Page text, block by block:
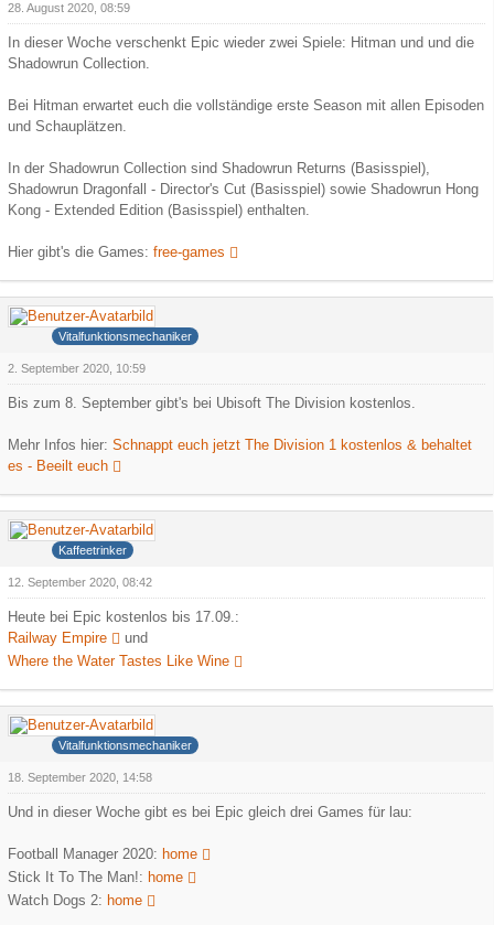
28. August 2020, 08:59
In dieser Woche verschenkt Epic wieder zwei Spiele: Hitman und und die
Shadowrun Collection.
Bei Hitman erwartet euch die vollständige erste Season mit allen Episoden
und Schauplätzen.
In der Shadowrun Collection sind Shadowrun Returns (Basisspiel),
Shadowrun Dragonfall - Director's Cut (Basisspiel) sowie Shadowrun Hong
Kong - Extended Edition (Basisspiel) enthalten.
Hier gibt's die Games: free-games
heica
Vitalfunktionsmechaniker
2. September 2020, 10:59
Bis zum 8. September gibt's bei Ubisoft The Division kostenlos.
Mehr Infos hier: Schnappt euch jetzt The Division 1 kostenlos & behaltet
es - Beeilt euch
Hank
Kaffeetrinker
12. September 2020, 08:42
Heute bei Epic kostenlos bis 17.09.:
Railway Empire
und
Where the Water Tastes Like Wine
heica
Vitalfunktionsmechaniker
18. September 2020, 14:58
Und in dieser Woche gibt es bei Epic gleich drei Games für lau:
Football Manager 2020: home
Stick It To The Man!: home
Watch Dogs 2: home